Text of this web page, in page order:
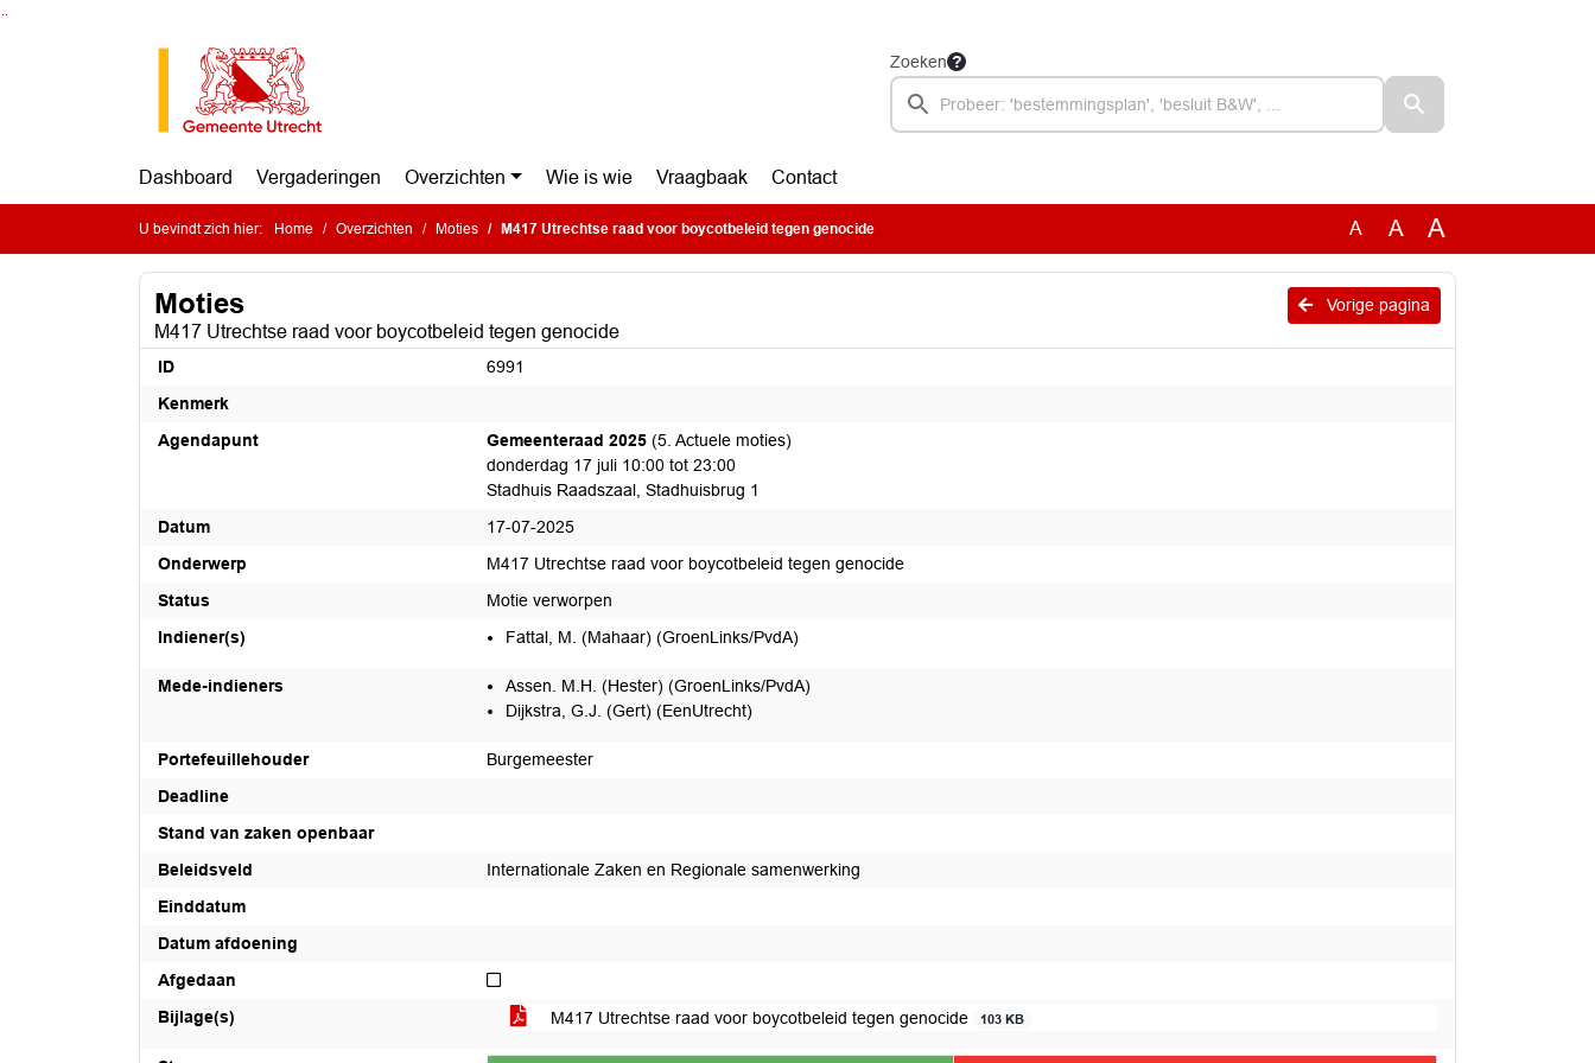
Zoeken
Dashboard Vergaderingen Overzichten Wie is wie Vraagbaak Contact
U bevindt zich hier: Home Overzichten Moties M417 Utrechtse raad voor boycotbeleid tegen genocide A A A
Vorige pagina
Moties
M417 Utrechtse raad voor boycotbeleid tegen genocide
ID
6991
Kenmerk
Agendapunt
Gemeenteraad 2025 (5. Actuele moties)
donderdag 17 juli 10:00 tot 23:00
Stadhuis Raadszaal, Stadhuisbrug 1
Datum
17-07-2025
Onderwerp
M417 Utrechtse raad voor boycotbeleid tegen genocide
Status
Motie verworpen
Indiener(s)
Fattal, M. (Mahaar) (GroenLinks/PvdA)
Mede-indieners
Assen. M.H. (Hester) (GroenLinks/PvdA)
Dijkstra, G.J. (Gert) (EenUtrecht)
Portefeuillehouder
Burgemeester
Deadline
Stand van zaken openbaar
Beleidsveld
Internationale Zaken en Regionale samenwerking
Einddatum
Datum afdoening
Afgedaan
Niet afgedaan
Bijlage(s)
M417 Utrechtse raad voor boycotbeleid tegen genocide 103 KB